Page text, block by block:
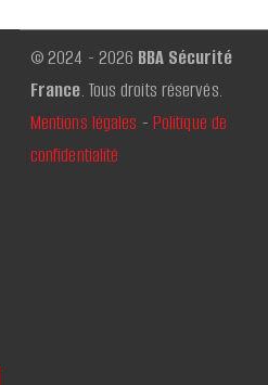
© 2024 - 2026 BBA Sécurité
France. Tous droits réservés.
Mentions légales - Politique de
confidentialité